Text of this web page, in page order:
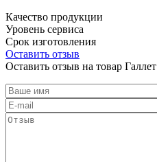
Качество продукции
Уровень сервиса
Срок изготовления
Оставить отзыв
Оставить отзыв на товар Галлет